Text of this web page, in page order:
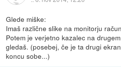
Glede miške:
Imaš različne slike na monitorju
Potem je verjetno kazalec na
gledaš. (posebej, če je ta drugi
koncu sobe...)